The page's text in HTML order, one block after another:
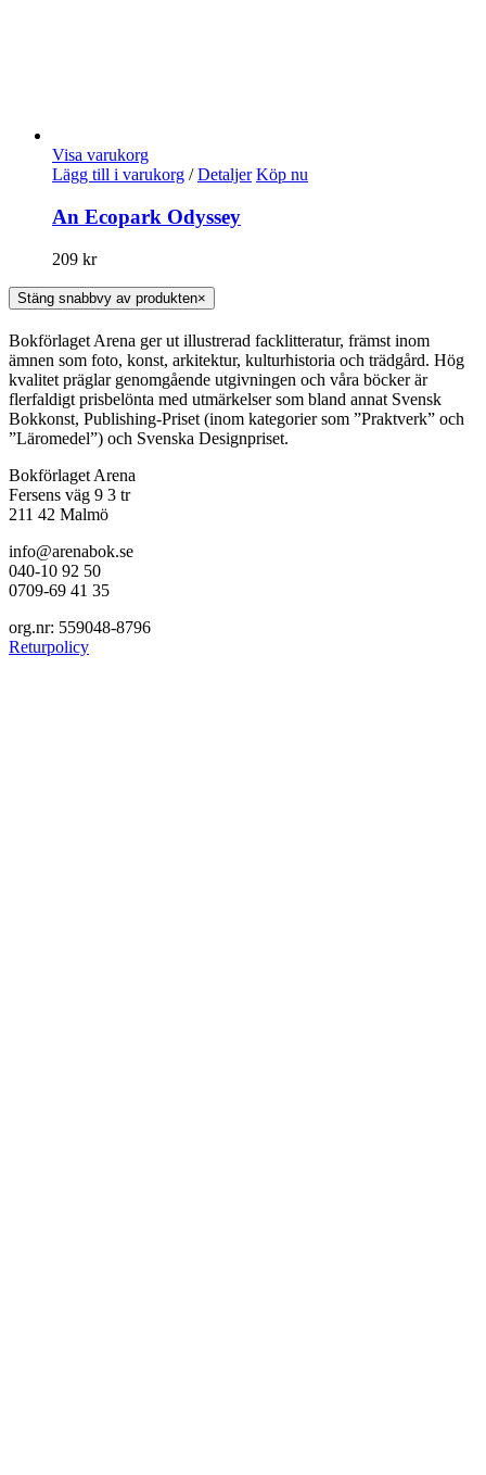
Visa varukorg
Lägg till i varukorg / Detaljer Köp nu
An Ecopark Odyssey
209 kr
Stäng snabbvy av produkten×
Bokförlaget Arena ger ut illustrerad facklitteratur, främst inom
ämnen som foto, konst, arkitektur, kulturhistoria och trädgård. Hög
kvalitet präglar genomgående utgivningen och våra böcker är
flerfaldigt prisbelönta med utmärkelser som bland annat Svensk
Bokkonst, Publishing-Priset (inom kategorier som ”Praktverk” och
”Läromedel”) och Svenska Designpriset.
Bokförlaget Arena
Fersens väg 9 3 tr
211 42 Malmö
info@arenabok.se
040-10 92 50
0709-69 41 35
org.nr: 559048-8796
Returpolicy